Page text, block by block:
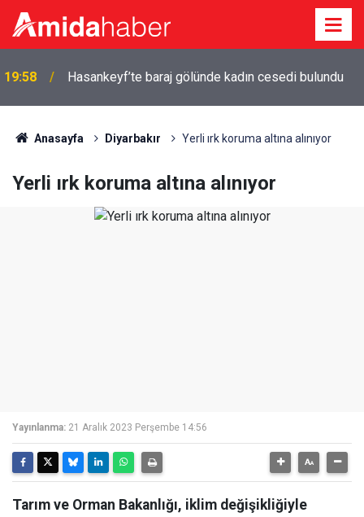
19:58 Hasankeyf’te baraj gölünde kadın cesedi bulundu
Anasayfa Diyarbakır Yerli ırk koruma altına alınıyor
Yerli ırk koruma altına alınıyor
Yayınlanma: 21 Aralık 2023 Perşembe 14:56
Tarım ve Orman Bakanlığı, iklim değişikliğiyle